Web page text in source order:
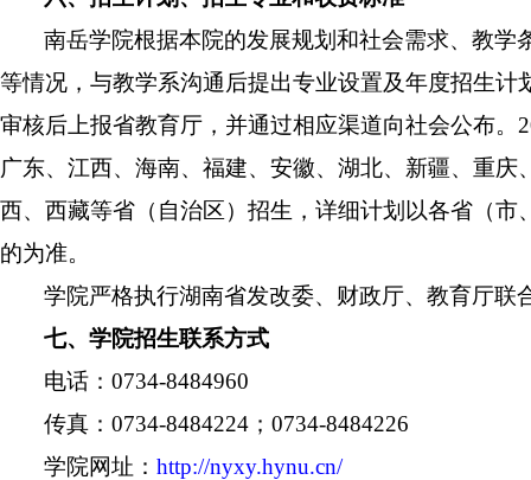
南岳学院根据本院的发展规划和社会需求、教学
等情况， 与教学系沟通后提出专业设置及年度招生计
审核后上报省教育厅，并通过相应渠道向社会公布。
广东、江西、 海南、 福建、安徽、 湖北、 新疆、重庆
西、西藏等省（ 自治区） 招生，详细计划以各省（市
的为准。
学院严格执行湖南省发改委、财政厅、教育厅联
七、学院招生联系方式
电话： 0734-8484960
传真： 0734-8484224；0734-8484226
学院网址： http://nyxy.hynu.cn/